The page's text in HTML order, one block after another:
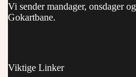
Vi sender mandager, onsdager
Gokartbane.
Viktige Linker